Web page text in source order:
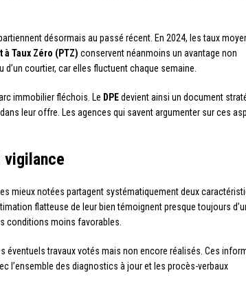
désormais au passé récent. En 2024, les taux
à Taux Zéro (PTZ) conservent néanmoins un avantage non
courtier, car elles fluctuent chaque semaine.
immobilier fléchois. Le DPEdevient ainsi un document
leur offre. Les agences qui savent argumenter sur ces
vigilance
mieux notées partagent systématiquement deux
flatteuse de leur bien témoignent presque toujours
conditions moins favorables.
éventuels travaux votés mais non encore réalisés. Ces
l’ensemble des diagnostics à jour et les procès-verbaux